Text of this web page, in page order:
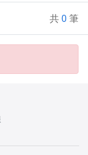
共0 筆